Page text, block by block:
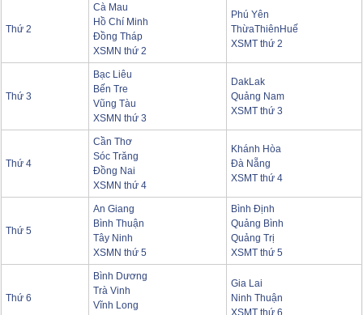
Thứ 2
Cà Mau
Hồ Chí Minh
Đồng Tháp
XSMN thứ 2
Phú Yên
ThừaThiênHuế
XSMT thứ 2
Thứ 3
Bạc Liêu
Bến Tre
Vũng Tàu
XSMN thứ 3
DakLak
Quảng Nam
XSMT thứ 3
Thứ 4
Cần Thơ
Sóc Trăng
Đồng Nai
XSMN thứ 4
Khánh Hòa
Đà Nẵng
XSMT thứ 4
Thứ 5
An Giang
Bình Thuận
Tây Ninh
XSMN thứ 5
Bình Định
Quảng Bình
Quảng Trị
XSMT thứ 5
Thứ 6
Bình Dương
Trà Vinh
Vĩnh Long
Gia Lai
Ninh Thuận
XSMT thứ 6